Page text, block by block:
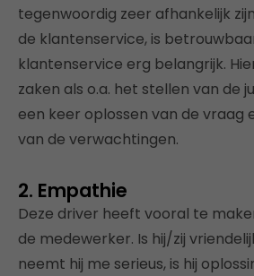
tegenwoordig zeer afhankelijk
de klantenservice, is
klantenservice erg belangrijk.
zaken als o.a. het stellen van de
een keer oplossen van de vraag
van de verwachtingen.
2. Empathie
Deze driver heeft vooral te
de medewerker. Is hij/zij
neemt hij me serieus, is hij